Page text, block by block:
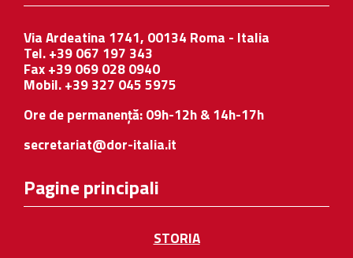
Via Ardeatina 1741, 00134 Roma - Italia
Tel. +39 067 197 343
Fax +39 069 028 0940
Mobil. +39 327 045 5975
Ore de permanență: 09h-12h & 14h-17h
secretariat@dor-italia.it
Pagine principali
STORIA